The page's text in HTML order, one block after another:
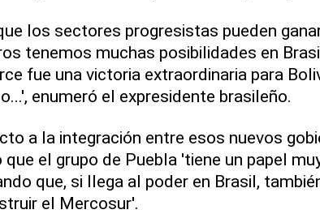
los sectores progresistas pueden
tenemos muchas posibilidades en
fue una victoria extraordinaria para
enumeró el expresidente brasileño.
a la integración entre esos nuevos
que el grupo de Puebla 'tiene un papel
que, si llega al poder en Brasil,
el Mercosur'.